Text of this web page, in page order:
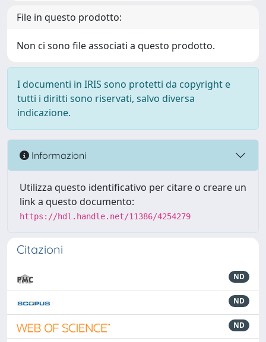
File in questo prodotto:
Non ci sono file associati a questo prodotto.
I documenti in IRIS sono protetti da copyright e
tutti i diritti sono riservati, salvo diversa
indicazione.
Informazioni
Utilizza questo identificativo per citare o creare un
link a questo documento:
https://hdl.handle.net/11386/4254279
Citazioni
ND
ND
ND